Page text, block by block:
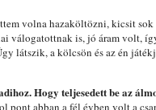
volna hazaköltözni, kicsit
válogatottnak is, jó áram volt,
látszik, a kölcsön és az én
Hogy teljesedett be az
pont abban a fél évben volt a